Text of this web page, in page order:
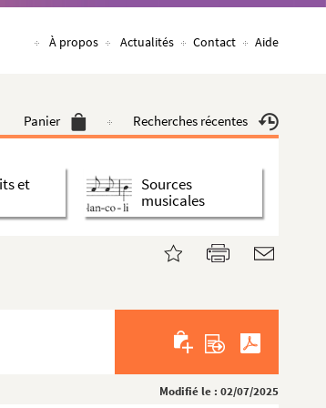
À propos Actualités Contact Aide
Panier Recherches récentes
et
Sources
musicales
Modifié le : 02/07/2025